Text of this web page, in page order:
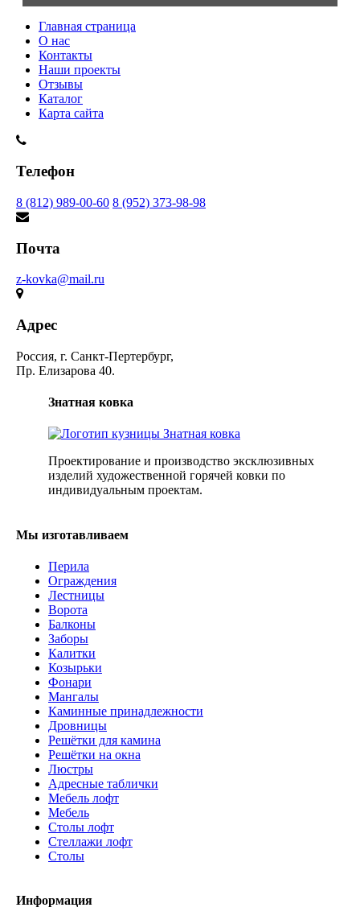
Главная страница
О нас
Контакты
Наши проекты
Отзывы
Каталог
Карта сайта
Телефон
8 (812) 989-00-60 8 (952) 373-98-98
Почта
z-kovka@mail.ru
Адрес
Россия, г. Санкт-Пертербург,
Пр. Елизарова 40.
Знатная ковка
Проектирование и производство эксклюзивных
изделий художественной горячей ковки по
индивидуальным проектам.
Мы изготавливаем
Перила
Ограждения
Лестницы
Ворота
Балконы
Заборы
Калитки
Козырьки
Фонари
Мангалы
Каминные принадлежности
Дровницы
Решётки для камина
Решётки на окна
Люстры
Адресные таблички
Мебель лофт
Мебель
Столы лофт
Стеллажи лофт
Cтолы
Информация